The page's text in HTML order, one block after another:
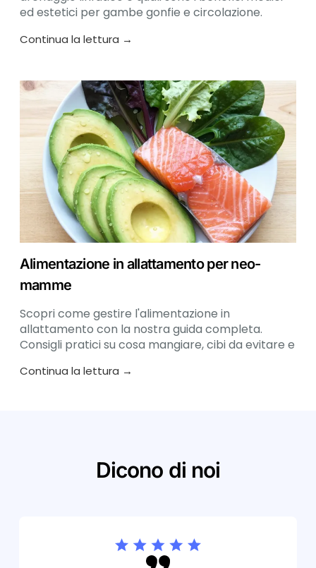
ed estetici per gambe gonfie e circolazione.
Continua la lettura →
Alimentazione in allattamento per neo-
mamme
Scopri come gestire l'alimentazione in
allattamento con la nostra guida completa.
Consigli pratici su cosa mangiare, cibi da evitare e
Continua la lettura →
Dicono di noi